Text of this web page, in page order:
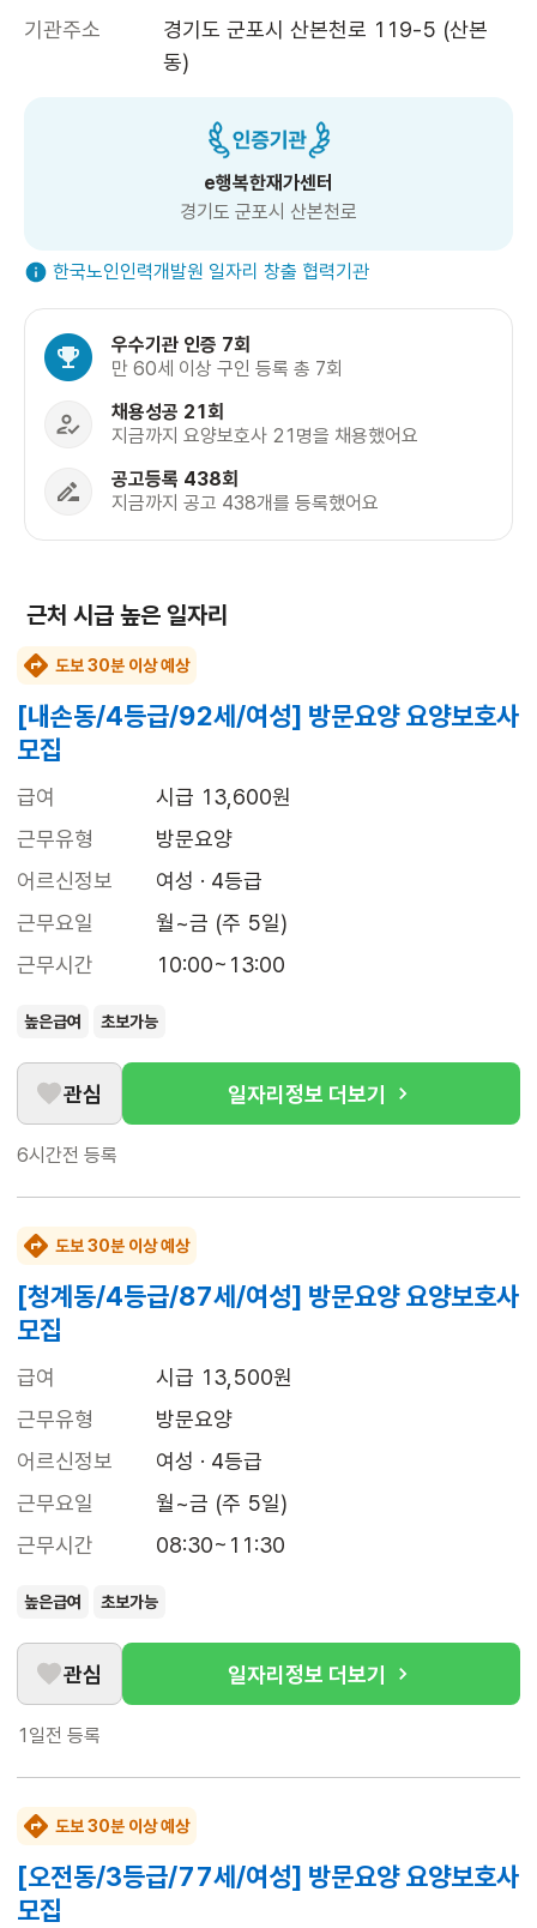
기관주소
경기도 군포시 산본천로 119-5 (산본
동)
e행복한재가센터
경기도 군포시 산본천로
한국노인인력개발원 일자리 창출 협력기관
우수기관 인증 7회
만 60세 이상 구인 등록 총 7회
채용성공 21회
지금까지 요양보호사 21명을 채용했어요
공고등록 438회
지금까지 공고 438개를 등록했어요
근처 시급 높은 일자리
도보 30분 이상 예상
[내손동/4등급/92세/여성] 방문요양 요양보호사
모집
급여
시급 13,600원
근무유형
방문요양
어르신정보
여성 · 4등급
근무요일
월~금 (주 5일)
근무시간
10:00~13:00
높은급여 초보가능
관심 일자리정보 더보기
6시간전 등록
도보 30분 이상 예상
[청계동/4등급/87세/여성] 방문요양 요양보호사
모집
급여
시급 13,500원
근무유형
방문요양
어르신정보
여성 · 4등급
근무요일
월~금 (주 5일)
근무시간
08:30~11:30
높은급여 초보가능
관심 일자리정보 더보기
1일전 등록
도보 30분 이상 예상
[오전동/3등급/77세/여성] 방문요양 요양보호사
모집